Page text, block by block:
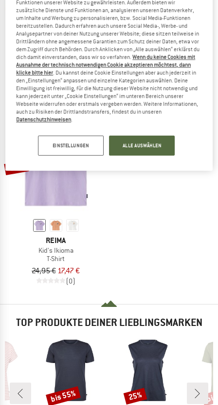
REIMA
Kid's Tosikiva
Longsleeve
29,95 €ab 22,46 €
(0)
REIMA
Kid's Inista
Longsleeve
29,95 €22,46 €
(0)
REIMA
Kid's Ikioma
T-Shirt
24,95 € 17,47 €
(0)
TOP PRODUKTE DEINER LIEBLINGSMARKEN
Rabatt
bis 55% Rabatt
25%
Funktionen unserer Website zu gewährleisten. Außerdem bieten wir
zusätzliche Dienste und Funktionen an, analysieren unseren Datenverkehr,
um Inhalte und Werbung zu personalisieren, bzw. Social Media-Funktionen
bereitzustellen. Dadurch erfahren auch unsere Social Media-, Werbe- und
Analysepartner von deiner Nutzung unserer Website; diese sitzen teilweise in
Drittländern ohne angemessene Garantien zum Schutz deiner Daten, etwa vor
dem Zugriff durch Behörden. Durch Anklicken von „Alle auswählen“ erklärst du
dich damit einverstanden, dass wir so verfahren.Wenn du keine Cookies mit
Ausnahme der technisch notwendigen Cookie akzeptieren möchtest, dann
klicke bitte hier . Du kannst deine Cookie Einstellungen aber auch jederzeit in
den „Einstellungen“ anpassen und einzelne Kategorien auswählen. Deine
Einwilligung ist freiwillig, für die Nutzung dieser Website nicht notwendig und
kann jederzeit unter „Cookie Einstellungen“ im unteren Bereich unserer
Webseite widerrufen oder erstmals vergeben werden. Weitere Informationen,
auch zu Risiken der Drittlandstransfers, findest du in unseren
Datenschutzhinweisen
EINSTELLUNGEN ALLE AUSWÄHLEN